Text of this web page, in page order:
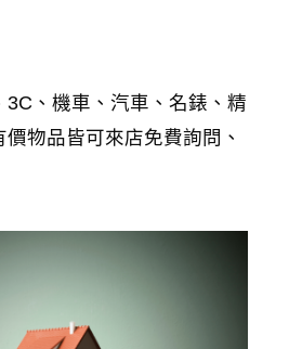
3C、機車、汽車、名錶、精
物品皆可來店免費詢問、